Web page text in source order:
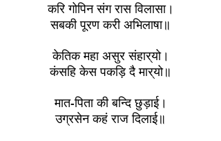
करि गोपिन संग रास विलासा।
सबकी पूरण करी अभिलाषा॥
केतिक महा असुर संहार्‌यो।
कंसहि केस पकड़ि दै मार्‌यो॥
मात-पिता की बन्दि छुड़ाई।
उग्रसेन कहं राज दिलाई॥